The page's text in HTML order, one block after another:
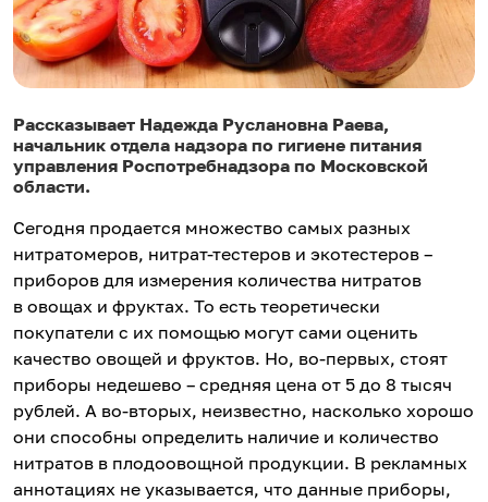
Рассказывает Надежда Руслановна Раева,
начальник отдела надзора по гигиене питания
управления Роспотребнадзора по Московской
области.
Сегодня продается множество самых разных
нитратомеров, нитрат-тестеров и экотестеров –
приборов для измерения количества нитратов
в овощах и фруктах. То есть теоретически
покупатели с их помощью могут сами оценить
качество овощей и фруктов. Но, во-первых, стоят
приборы недешево – средняя цена от 5 до 8 тысяч
рублей. А во-вторых, неизвестно, насколько хорошо
они способны определить наличие и количество
нитратов в плодоовощной продукции. В рекламных
аннотациях не указывается, что данные приборы,